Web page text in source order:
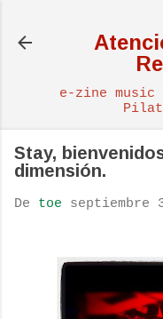
e-zine music
Stay,
dimensión.
De toe septiembre